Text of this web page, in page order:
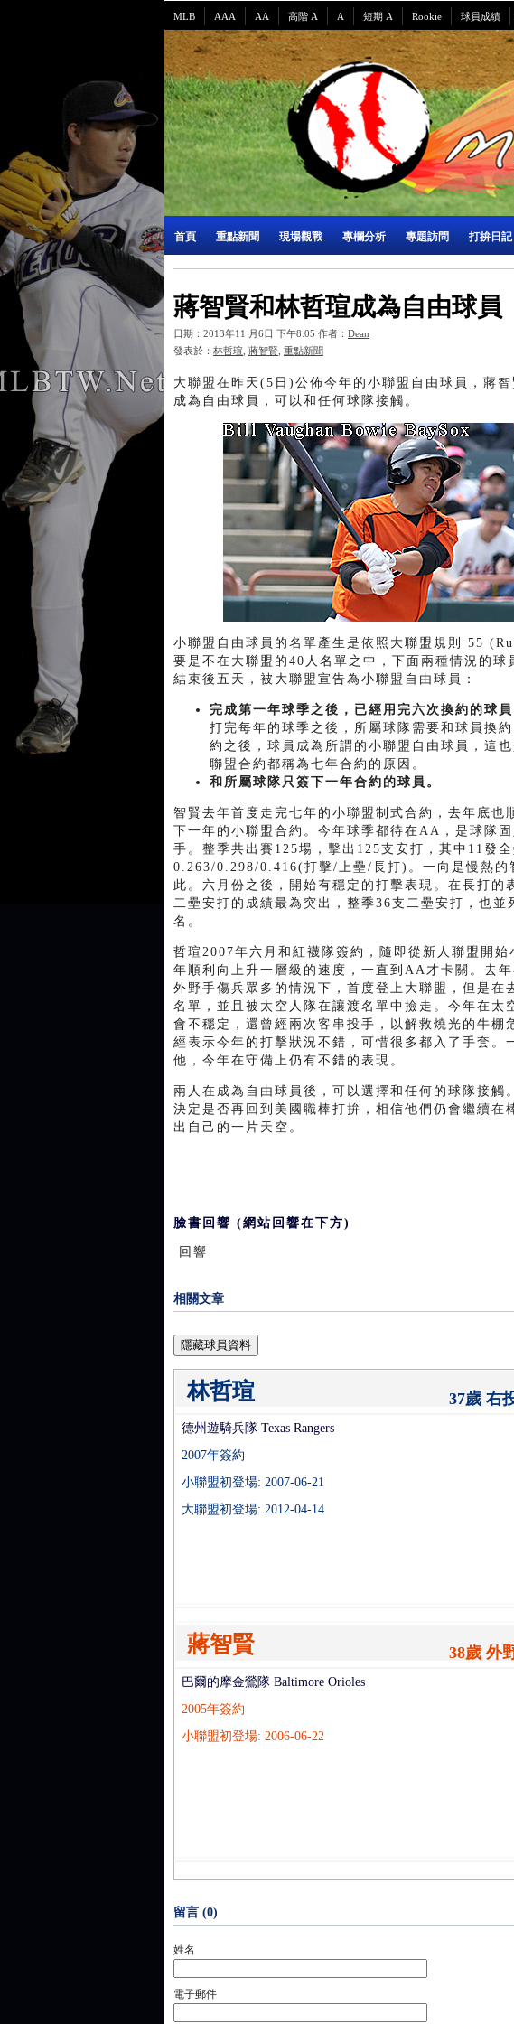
MLB AAA AA 高階 A A 短期 A Rookie 球員成績
首頁 重點新聞 現場觀戰 專欄分析 專題訪問 打拚日記
蔣智賢和林哲瑄成為自由球員
日期：2013年11 月6日 下午8:05 作者： Dean
發表於： 林哲瑄 蔣智賢 重點新聞
大聯盟在昨天(5日)公佈今年的小聯盟自由球員，蔣
成為自由球員，可以和任何球隊接觸。
小聯盟自由球員的名單產生是依照大聯盟規則 55
要是不在大聯盟的40人名單之中，下面兩種情況的球
結束後五天，被大聯盟宣告為小聯盟自由球員：
完成第一年球季之後，已經用完六次換約的球員
打完每年的球季之後，所屬球隊需要和球員換
約之後，球員成為所謂的小聯盟自由球員，這
聯盟合約都稱為七年合約的原因。
和所屬球隊只簽下一年合約的球員。
智賢去年首度走完七年的小聯盟制式合約，去年底也
下一年的小聯盟合約。今年球季都待在AA，是球隊
手。整季共出賽125場，擊出125支安打，其中11發
0.263/0.298/0.416(打擊/上壘/長打)。一向是慢熱的
此。六月份之後，開始有穩定的打擊表現。在長打的
二壘安打的成績最為突出，整季36支二壘安打，也並
名。
哲瑄2007年六月和紅襪隊簽約，隨即從新人聯盟開始
年順利向上升一層級的速度，一直到AA才卡關。去
外野手傷兵眾多的情況下，首度登上大聯盟，但是在
名單，並且被太空人隊在讓渡名單中撿走。今年在太
會不穩定，還曾經兩次客串投手，以解救燒光的牛棚
經表示今年的打擊狀況不錯，可惜很多都入了手套。
他，今年在守備上仍有不錯的表現。
兩人在成為自由球員後，可以選擇和任何的球隊接觸
決定是否再回到美國職棒打拚，相信他們仍會繼續在
出自己的一片天空。
臉書回響 (網站回響在下方)
回響
相關文章
隱藏球員資料
林哲瑄 37歲 右
德州遊騎兵隊 Texas Rangers
2007年簽約
小聯盟初登場: 2007-06-21
大聯盟初登場: 2012-04-14
蔣智賢 38歲 外
巴爾的摩金鶯隊 Baltimore Orioles
2005年簽約
小聯盟初登場: 2006-06-22
留言 (0)
姓名
電子郵件